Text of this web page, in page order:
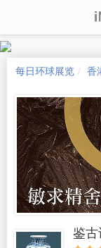
每日环球展览 香
鉴